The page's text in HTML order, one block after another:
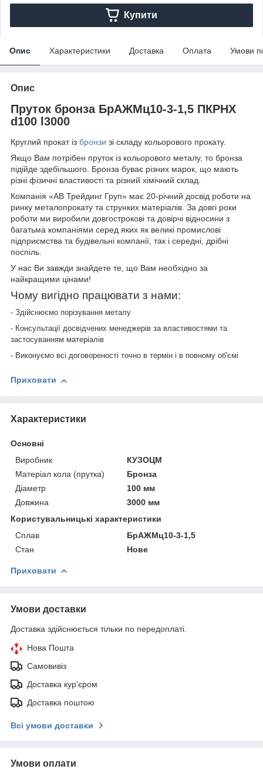
Купити
Опис Характеристики Доставка Оплата Умови
Опис
Пруток бронза БрАЖМц10-3-1,5 ПКРНХ
d100 l3000
Круглий прокат із бронзи зі складу кольорового прокату.
Якщо Вам потрібен пруток із кольорового металу, то бронза
підійде здебільшого. Бронза буває різних марок, що мають
різні фізичні властивості та різний хімічний склад.
Компанія «АВ Трейдинг Груп» має 20-річний досвід роботи на
ринку металопрокату та струнких матеріалів. За довгі роки
роботи ми виробили довгострокові та довірчі відносини з
багатьма компаніями серед яких як великі промислові
підприємства та будівельні компанії, так і середні, дрібні
поспіль.
У нас Ви завжди знайдете те, що Вам необхідно за
найкращими цінами!
Чому вигідно працювати з нами:
- Здійснюємо порізування металу
- Консультації досвідчених менеджерів за властивостями та
застосуванням матеріалів
- Виконуємо всі договореності точно в термін і в повному об'ємі
Приховати
Характеристики
Основні
Виробник
КУЗОЦМ
Матеріал кола (прутка)
Бронза
Діаметр
100 мм
Довжина
3000 мм
Користувальницькі характеристики
Сплав
БрАЖМц10-3-1,5
Стан
Нове
Приховати
Умови доставки
Доставка здійснюється тільки по передоплаті.
Нова Пошта
Самовивіз
Доставка кур'єром
Доставка поштою
Всі умови доставки
Умови оплати